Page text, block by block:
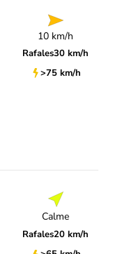
10 km/h
Rafales30 km/h
>75 km/h
Calme
Rafales20 km/h